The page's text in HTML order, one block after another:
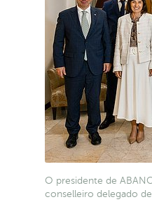
O presidente de
conselleiro delegado